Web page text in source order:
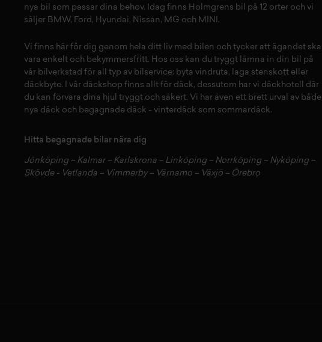
nya bil som passar dina behov. Idag finns Holmgrens bil på 12 orter och vi
säljer BMW, Ford , Hyundai, Nissan , MG och MINI .
Vi finns här för dig genom hela ditt liv med bilen och tycker att ägandet ska
vara enkelt och bekymmersfritt. Hos oss kan du tryggt lämna in din bil på
vår bilverkstad för all typ av bilservice: byta vindruta, laga stenskott eller
däckbyte. I vår däckshop finns allt för däck, dessutom har vi däckhotell d är
du kan förvara dina hjul tryggt och säkert. Vi har även ett brett urval av både
nya däck och begagnade däck - vinterdäck som sommardäck.
Hitta begagnade bilar nära dig
Jönköping– Kalmar – Karlskrona – Linköping– Norrköping– Nyköping–
Skövde- Vetlanda – Vimmerby– Värnamo – Växjö – Örebro